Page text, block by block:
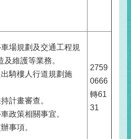
場規劃及交通工程規
維護等業務。
騎樓人行道規劃施
計畫審查。
政策相關事宜。
事項。
2759
0666
轉61
31